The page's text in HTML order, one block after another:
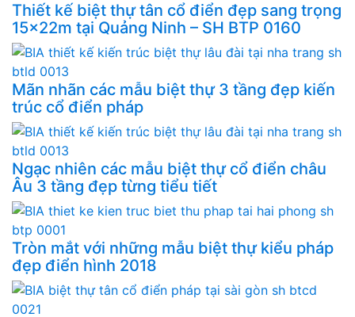
Thiết kế biệt thự tân cổ điển đẹp sang trọng
15x22m tại Quảng Ninh – SH BTP 0160
Mãn nhãn các mẫu biệt thự 3 tầng đẹp kiến
trúc cổ điển pháp
Ngạc nhiên các mẫu biệt thự cổ điển châu
Âu 3 tầng đẹp từng tiểu tiết
Tròn mắt với những mẫu biệt thự kiểu pháp
đẹp điển hình 2018